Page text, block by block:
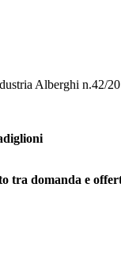
Alberghi n.42/
tra domanda e